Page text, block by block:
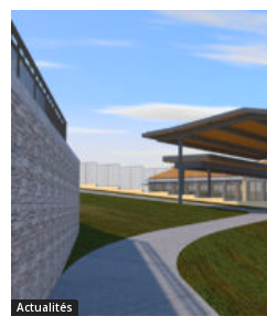
Actualités